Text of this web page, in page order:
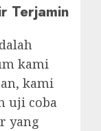
Terjamin
kami
kami
uji coba
yang